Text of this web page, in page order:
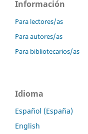
Información
Para lectores/as
Para autores/as
Para bibliotecarios/as
Idioma
Español (España)
English